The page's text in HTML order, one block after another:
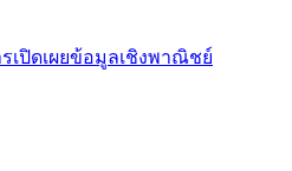
เปิดเผยข้อมูลเชิงพาณิชย์